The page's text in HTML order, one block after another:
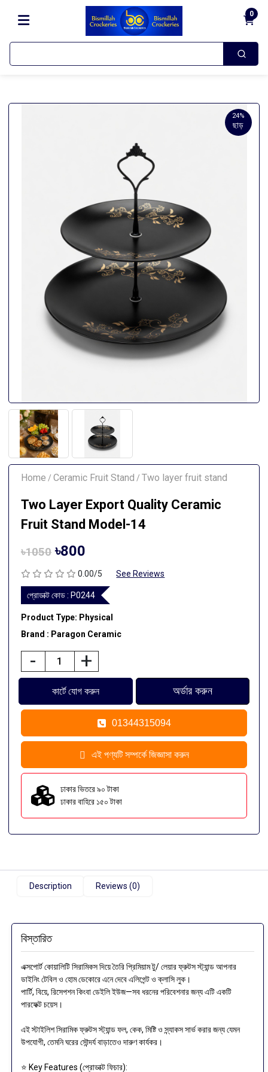
0
24%
ছাড়
Home / Ceramic Fruit Stand / Two layer fruit stand
Two Layer Export Quality Ceramic
Fruit Stand Model-14
৳1050 ৳800
0.00/5 See Reviews
প্রোডাক্ট কোড : P0244
Product Type: Physical
Brand : Paragon Ceramic
- +
01344315094
এই পণ্যটি সম্পর্কে জিজ্ঞাসা করুন
ঢাকার ভিতরে ৯০ টাকা
ঢাকার বাহিরে ১৫০ টাকা
Description Reviews (0)
বিস্তারিত
এক্সপোর্ট কোয়ালিটি সিরামিকস দিয়ে তৈরি প্রিমিয়াম টু/ লেয়ার ফ্রুটস স্ট্যান্ড আপনার
ডাইনিং টেবিল ও হোম ডেকোরে এনে দেবে এলিগেন্ট ও ক্লাসি লুক।
পার্টি, বিয়ে, রিসেপশন কিংবা ডেইলি ইউজ—সব ধরনের পরিবেশনার জন্য এটি একটি
পারফেক্ট চয়েস।
এই স্টাইলিশ সিরামিক ফ্রুটস স্ট্যান্ড ফল, কেক, মিষ্টি ও স্ন্যাকস সার্ভ করার জন্য যেমন
উপযোগী, তেমনি ঘরের সৌন্দর্য বাড়াতেও দারুণ কার্যকর।
⭐ Key Features (প্রোডাক্ট ফিচার):